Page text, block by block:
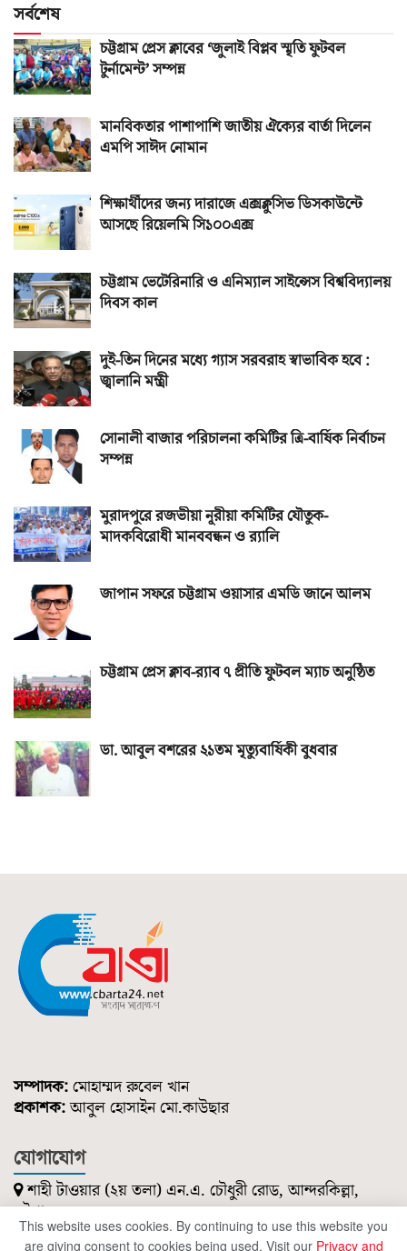
সর্বশেষ
চট্টগ্রাম প্রেস ক্লাবের ‘জুলাই বিপ্লব স্মৃতি ফুটবল
টুর্নামেন্ট’ সম্পন্ন
মানবিকতার পাশাপাশি জাতীয় ঐক্যের বার্তা দিলেন
এমপি সাঈদ নোমান
শিক্ষার্থীদের জন্য দারাজে এক্সক্লুসিভ ডিসকাউন্টে
আসছে রিয়েলমি সি১০০এক্স
চট্টগ্রাম ভেটেরিনারি ও এনিম্যাল সাইন্সেস বিশ্ববিদ্যালয়
দিবস কাল
দুই-তিন দিনের মধ্যে গ্যাস সরবরাহ স্বাভাবিক হবে :
জ্বালানি মন্ত্রী
সোনালী বাজার পরিচালনা কমিটির ত্রি-বার্ষিক নির্বাচন
সম্পন্ন
মুরাদপুরে রজভীয়া নূরীয়া কমিটির যৌতুক-
মাদকবিরোধী মানববন্ধন ও র‌্যালি
জাপান সফরে চট্টগ্রাম ওয়াসার এমডি জানে আলম
চট্টগ্রাম প্রেস ক্লাব-র‌্যাব ৭ প্রীতি ফুটবল ম্যাচ অনুষ্ঠিত
ডা. আবুল বশরের ২১তম মৃত্যুবার্ষিকী বুধবার
সম্পাদক: মোহাম্মদ রুবেল খান
প্রকাশক:আবুল হোসাইন মো.কাউছার
যোগাযোগ
শাহী টাওয়ার (২য় তলা) এন.এ. চৌধুরী রোড, আন্দরকিল্লা,
চট্টগ্রাম।
০১৮৫১ ২১৪ ৭৪৭
This website uses cookies. By continuing to use this website you
are giving consent to cookies being used. Visit our Privacy and